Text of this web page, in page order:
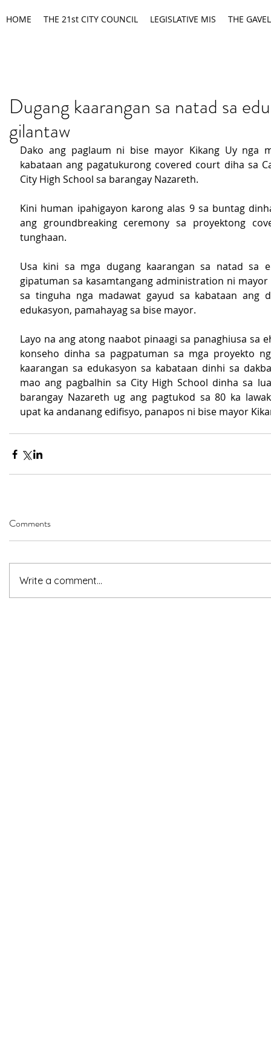
HOME THE 21st CITY COUNCIL LEGISLATIVE MIS THE GAVEL
Dugang kaarangan sa natad sa
gilantaw
Dako ang paglaum ni bise mayor Kikang Uy nga
kabataan ang pagatukurong covered court diha sa
City High School sa barangay Nazareth.
Kini human ipahigayon karong alas 9 sa buntag
ang groundbreaking ceremony sa proyektong
tunghaan.
Usa kini sa mga dugang kaarangan sa natad sa
gipatuman sa kasamtangang administration ni
sa tinguha nga madawat gayud sa kabataan ang
edukasyon, pamahayag sa bise mayor.
Layo na ang atong naabot pinaagi sa panaghiusa sa
konseho dinha sa pagpatuman sa mga proyekto
kaarangan sa edukasyon sa kabataan dinhi sa
mao ang pagbalhin sa City High School dinha sa
barangay Nazareth ug ang pagtukod sa 80 ka
upat ka andanang edifisyo, panapos ni bise mayor
Comments
Write a comment...